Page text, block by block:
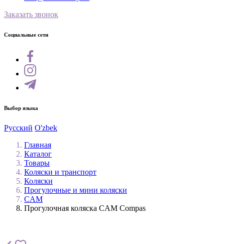
Заказать звонок
Социальные сети
Выбор языка
Русский O'zbek
Главная
Каталог
Товары
Коляски и транспорт
Коляски
Прогулочные и мини коляски
CAM
Прогулочная коляска CAM Compas